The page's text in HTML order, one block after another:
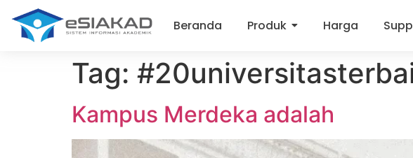
Beranda Produk Harga
Tag:
Kampus Merdeka adalah